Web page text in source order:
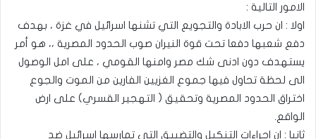
الامور التالية :
اولا : ان حرب الابادة والتجويع التي تشنها اسرائيل في غزة ، بهدف
دفع شعبها دفعا تحت قوة النيران صوب الحدود المصرية ،، هو أمر
يستهدف دون ادنى شك مصر وامنها القومي ، على امل الوصول
الى لحظة تحاول فيها جموع الغزيين الفارين من الموت والجوع
اختراق الحدود المصرية وتحقيق ( التهجير القسري) على ارض
الواقع.
ثانيا : ان اجراءات التنكيل والتضييق التي تمارسها اسرائيل ضد